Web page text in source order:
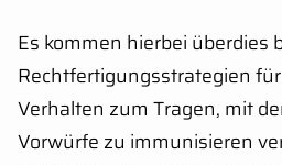
Es kommen hierbei überdies
Rechtfertigungsstrategien
Verhalten zum Tragen, mit
Vorwürfe zu immunisieren